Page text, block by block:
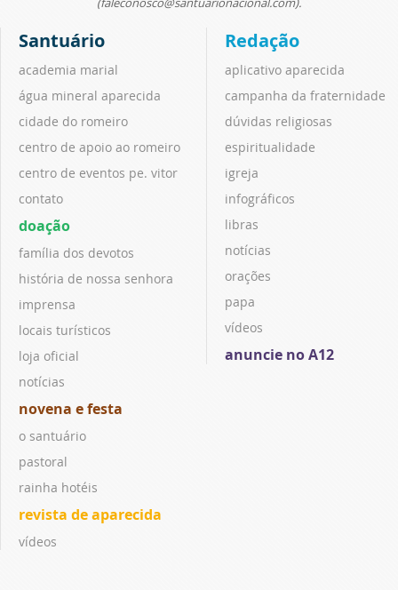
Santuário
academia marial
água mineral aparecida
cidade do romeiro
centro de apoio ao romeiro
centro de eventos pe. vitor
contato
doação
família dos devotos
história de nossa senhora
imprensa
locais turísticos
loja oficial
notícias
novena e festa
o santuário
pastoral
rainha hotéis
revista de aparecida
vídeos
Redação
aplicativo aparecida
campanha da fraternidade
dúvidas religiosas
espiritualidade
igreja
infográficos
libras
notícias
orações
papa
vídeos
anuncie no A12